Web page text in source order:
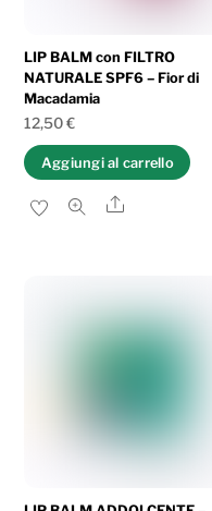
LIP BALM con FILTRO
NATURALE SPF6 – Fior di
Macadamia
12,50€
Aggiungi al carrello
Share